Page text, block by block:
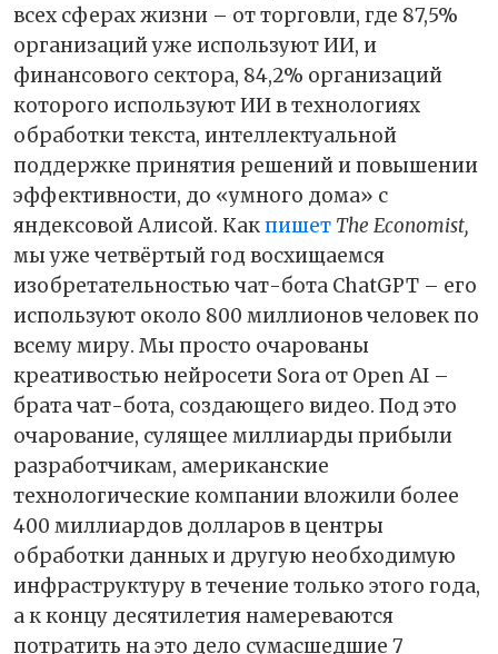
всех сферах жизни – от торговли, где 87,5%
организаций уже используют ИИ, и
финансового сектора, 84,2% организаций
которого используют ИИ в технологиях
обработки текста, интеллектуальной
поддержке принятия решений и повышении
эффективности, до «умного дома» с
яндексовой Алисой. Какпишет The Economist,
мы уже четвёртый год восхищаемся
изобретательностью чат-бота ChatGPT – его
используют около 800 миллионов человек по
всему миру. Мы просто очарованы
креативостью нейросети Sora от Open AI –
брата чат-бота, создающего видео. Под это
очарование, сулящее миллиарды прибыли
разработчикам, американские
технологические компании вложили более
400 миллиардов долларов в центры
обработки данных и другую необходимую
инфраструктуру в течение только этого года,
а к концу десятилетия намереваются
потратить на это дело сумасшедшие 7